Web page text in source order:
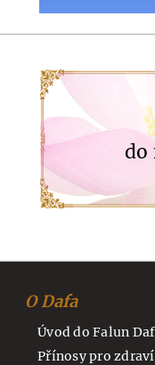
do
O Dafa
Úvod do Falun
Přínosy pro zdraví